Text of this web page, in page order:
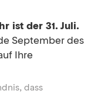
ist der 31. Juli.
September des
Ihre
dass